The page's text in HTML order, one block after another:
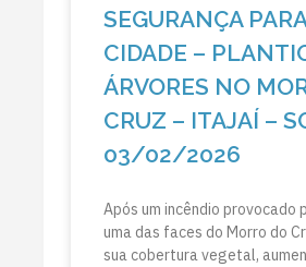
SEGURANÇA
CIDADE –
ÁRVORES NO
CRUZ – ITAJAÍ –
03/02/2026
Após um incêndio provocado
uma das faces do Morro do
sua cobertura vegetal,